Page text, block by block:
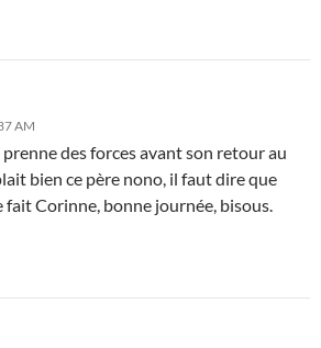
AM
des forces avant son retour au
bien ce père nono, il faut dire que
fait Corinne, bonne journée, bisous.